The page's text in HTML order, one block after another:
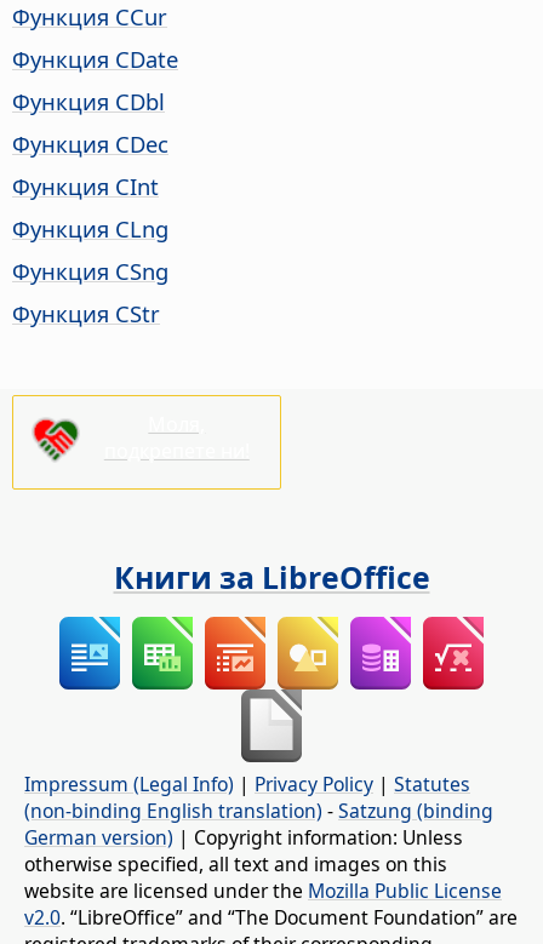
Функция CCur
Функция CDate
Функция CDbl
Функция CDec
Функция CInt
Функция CLng
Функция CSng
Функция CStr
Книги за LibreOffice
Impressum (Legal Info) | Privacy Policy | Statutes
(non-binding English translation) -Satzung (binding
German version) | Copyright information: Unless
otherwise specified, all text and images on this
website are licensed under the Mozilla Public License
v2.0. “LibreOffice” and “The Document Foundation” are